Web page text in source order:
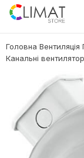
Головна Вентиляція
Канальні